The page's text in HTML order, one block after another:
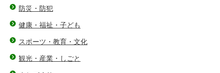
防災・防犯
健康・福祉・子ども
スポーツ・教育・文化
観光・産業・しごと